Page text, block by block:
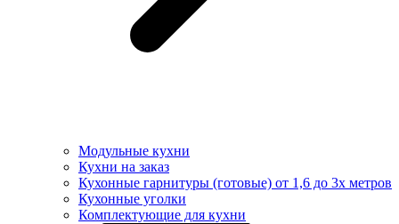
Модульные кухни
Кухни на заказ
Кухонные гарнитуры (готовые) от 1,6 до 3х метров
Кухонные уголки
Комплектующие для кухни